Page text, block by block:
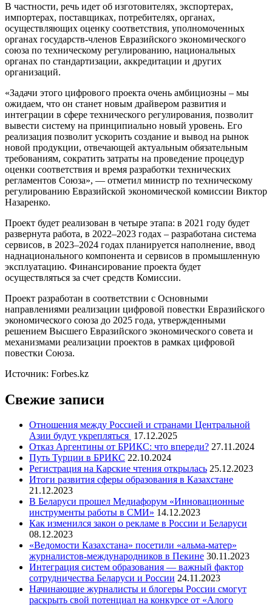
В частности, речь идет об изготовителях, экспортерах,
импортерах, поставщиках, потребителях, органах,
осуществляющих оценку соответствия, уполномоченных
органах государств-членов Евразийского экономического
союза по техническому регулированию, национальных
органах по стандартизации, аккредитации и других
организаций.
«Задачи этого цифрового проекта очень амбициозны – мы
ожидаем, что он станет новым драйвером развития и
интеграции в сфере технического регулирования, позволит
вывести систему на принципиально новый уровень. Его
реализация позволит ускорить создание и вывод на рынок
новой продукции, отвечающей актуальным обязательным
требованиям, сократить затраты на проведение процедур
оценки соответствия и время разработки технических
регламентов Союза», — отметил министр по техническому
регулированию Евразийской экономической комиссии Виктор
Назаренко.
Проект будет реализован в четыре этапа: в 2021 году будет
развернута работа, в 2022–2023 годах – разработана система
сервисов, в 2023–2024 годах планируется наполнение, ввод
наднационального компонента и сервисов в промышленную
эксплуатацию. Финансирование проекта будет
осуществляться за счет средств Комиссии.
Проект разработан в соответствии с Основными
направлениями реализации цифровой повестки Евразийского
экономического союза до 2025 года, утвержденными
решением Высшего Евразийского экономического совета и
механизмами реализации проектов в рамках цифровой
повестки Союза.
Источник: Forbes.kz
Свежие записи
Отношения между Россией и странами Центральной
Азии будут укрепляться 17.12.2025
Отказ Аргентины от БРИКС: что впереди? 27.11.2024
Путь Турции в БРИКС 22.10.2024
Регистрация на Карские чтения открылась 25.12.2023
Итоги развития сферы образования в Казахстане
21.12.2023
В Беларуси прошел Медиафорум «Инновационные
инструменты работы в СМИ» 14.12.2023
Как изменился закон о рекламе в России и Беларуси
08.12.2023
«Ведомости Казахстана» посетили «альма-матер»
журналистов-международников в Пекине 30.11.2023
Интеграция систем образования — важный фактор
сотрудничества Беларуси и России 24.11.2023
Начинающие журналисты и блогеры России смогут
раскрыть свой потенциал на конкурсе от «Алого